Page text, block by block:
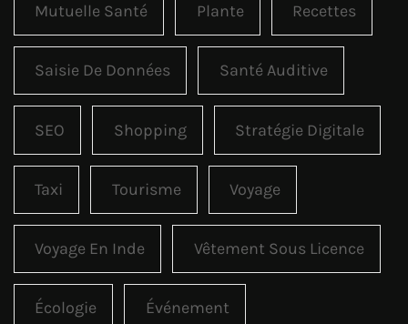
Mutuelle Santé Plante Recettes
Saisie De Données Santé Auditive
SEO Shopping Stratégie Digitale
Taxi Tourisme Voyage
Voyage En Inde Vêtement Sous Licence
Écologie Événement